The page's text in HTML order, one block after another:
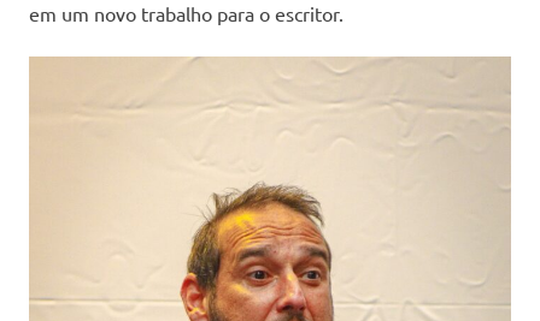
em um novo trabalho para o escritor.